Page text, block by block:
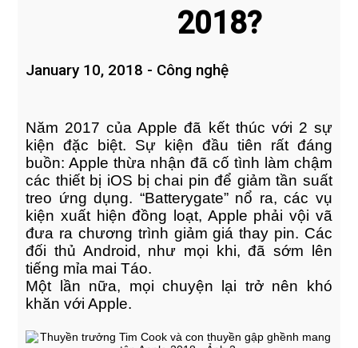
16
MARCH
ENKEI SỬ DỤNG PHẦN MỀM
16
MARCH
2018
TỔNG CÔNG TY VTC LỰA
CHỌN TRIỂN KHAI GIẢI PHÁP
BIHRP
10
JANUARY
2018
TRIỂN KHAI BIHRP TẠI
AROMA BAY CANDLES CO.,
LTD
2018?
January 10, 2018 - Công nghệ
Năm 2017 của Apple đã kết thúc với 2 sự
kiện đặc biệt. Sự kiện đầu tiên rất đáng
buồn: Apple thừa nhận đã cố tình làm chậm
các thiết bị iOS bị chai pin để giảm tần suất
treo ứng dụng. “Batterygate” nổ ra, các vụ
kiện xuất hiện đồng loạt, Apple phải vội vã
đưa ra chương trình giảm giá thay pin. Các
đối thủ Android, như mọi khi, đã sớm lên
tiếng mỉa mai Táo.
Một lần nữa, mọi chuyện lại trở nên khó
khăn với Apple.